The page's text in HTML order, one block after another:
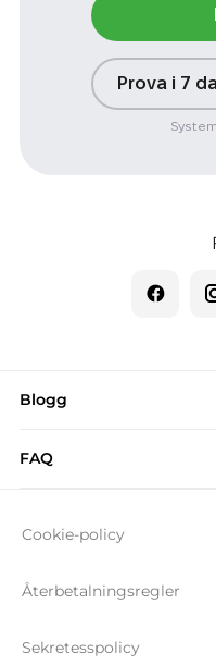
Prova i 7
Blogg
FAQ
Cookie-policy
Återbetalningsregler
Sekretesspolicy